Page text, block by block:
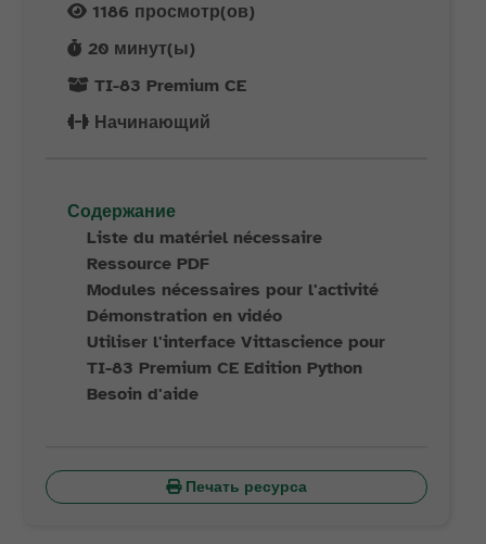
1186 просмотр(ов)
20 минут(ы)
TI-83 Premium CE
Начинающий
Содержание
Liste du matériel nécessaire
Ressource PDF
Modules nécessaires pour l'activité
Démonstration en vidéo
Utiliser l'interface Vittascience pour
TI-83 Premium CE Edition Python
Besoin d'aide
Печать ресурса